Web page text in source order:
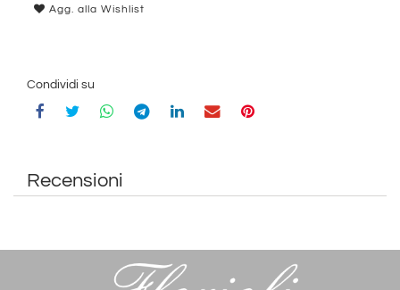
Agg. alla Wishlist
Condividi su
Recensioni